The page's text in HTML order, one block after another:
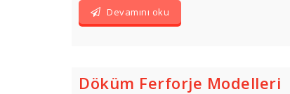
Devamını oku
Döküm Ferforje Modelleri